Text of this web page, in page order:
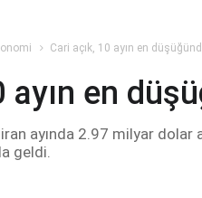
Cari açık, 10 ayın en
ayın en
ayında 2.97 milyar dolar
geldi.